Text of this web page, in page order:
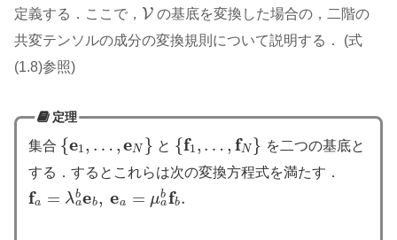
定義する．ここで， V
V の基底を変換した場合の，二階の
共変テンソルの成分の変換規則について説明する． (式
(1.8)参照)
定理
集合 {e1, … ,eN }
{e1, … e N } と {f1, … , fN }
{f 1,… fN }
を二つの基底と
する．するとこれらは次の変換方程式を満たす．
fa = λb
aeb, ea = μb
afb.
fa= λa beb, ea =μ abf b.